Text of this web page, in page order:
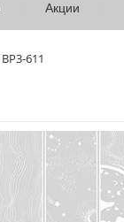
Акции
ВР3-611